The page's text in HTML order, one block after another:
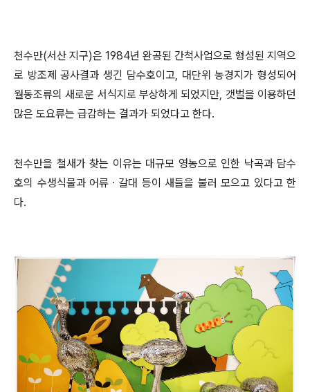
천수만(서산 지구)은 1984년 완공된 간척사업으로 형성된 지역으
로 방조제 공사결과 생긴 담수호이고, 대단위 농경지가 형성되어
월동조류의 새로운 서식지로 부상하게 되었지만, 갯벌을 이용하던
많은 도요류는 급감하는 결과가 되었다고 한다.
천수만을 철새가 찾는 이유는 대규모 영농으로 인한 낙곡과 담수
호의 수생식물과 어류 ㆍ 갈대 등이 새들을 불러 모으고 있다고 한
다.